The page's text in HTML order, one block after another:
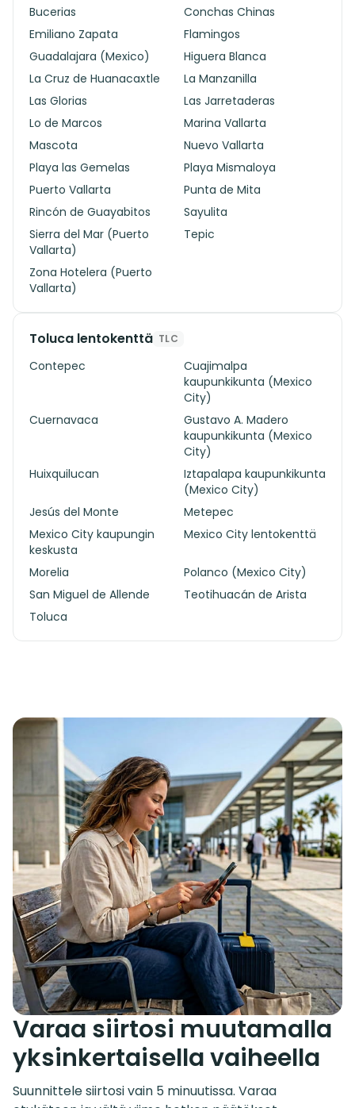
Bucerias
Conchas Chinas
Emiliano Zapata
Flamingos
Guadalajara (Mexico)
Higuera Blanca
La Cruz de Huanacaxtle
La Manzanilla
Las Glorias
Las Jarretaderas
Lo de Marcos
Marina Vallarta
Mascota
Nuevo Vallarta
Playa las Gemelas
Playa Mismaloya
Puerto Vallarta
Punta de Mita
Rincón de Guayabitos
Sayulita
Sierra del Mar (Puerto
Vallarta)
Tepic
Zona Hotelera (Puerto
Vallarta)
Toluca lentokenttä TLC
Contepec
Cuajimalpa
kaupunkikunta (Mexico
City)
Cuernavaca
Gustavo A. Madero
kaupunkikunta (Mexico
City)
Huixquilucan
Iztapalapa kaupunkikunta
(Mexico City)
Jesús del Monte
Metepec
Mexico City kaupungin
keskusta
Mexico City lentokenttä
Morelia
Polanco (Mexico City)
San Miguel de Allende
Teotihuacán de Arista
Toluca
Varaa siirtosi muutamalla
yksinkertaisella vaiheella
Suunnittele siirtosi vain 5 minuutissa. Varaa